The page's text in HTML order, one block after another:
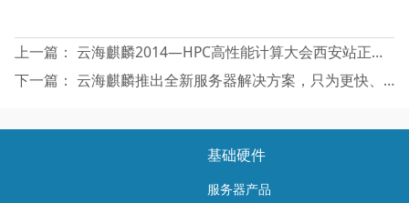
上一篇： 云海麒麟2014—HPC高性能计算大会西安站正式启动，邀您相约！
下一篇： 云海麒麟推出全新服务器解决方案，只为更快、更好！
基础硬件
服务器产品